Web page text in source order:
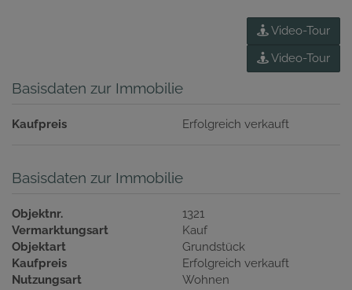
Video-Tour
Video-Tour
Basisdaten zur Immobilie
Kaufpreis Erfolgreich verkauft
Basisdaten zur Immobilie
Objektnr.
1321
Vermarktungsart
Kauf
Objektart
Grundstück
Kaufpreis
Erfolgreich verkauft
Nutzungsart
Wohnen